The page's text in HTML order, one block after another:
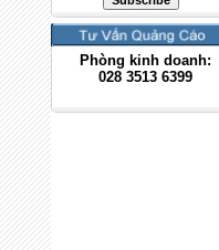
Phòng kinh doanh:
028 3513 6399